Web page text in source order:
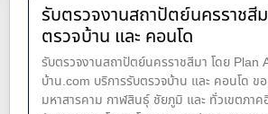
รับตรวจงานสถาปัตย์นครราชสี
ตรวจบ้าน และ คอนโด
รับตรวจงานสถาปัตย์นครราชสีมา โดย Plan
บ้าน.com บริการรับตรวจบ้าน และ คอนโด
มหาสารคาม กาฬสินธุ์ ชัยภูมิ และ ทั่วเขตภาค